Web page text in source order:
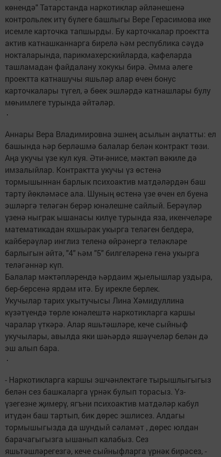
көнендә" Татарстанда наркотиклар әйләнешенә
контрольлек итү бүлеге башлыгы Вере Герасимова ике
исемле карточка тапшырды. Бу карточкалар проектта
актив катнашканнарга бирелә һәм республика сәүдә
нокталарында, парикмахерскийларда, кафеларда
ташламадан файдалану хокукы бирә. Әмма әлеге
проектта катнашучы яшьләр алар өчен бонус
карточкалары түгел, ә бөек эшләрдә катнашлары булу
мөһимлеге турында әйтәләр.
Аннары Вера Владимировна эшнең асылын аңлатты: ел
башында һәр берләшмә балалар белән контракт төзи.
Аңа укучы үзе кул куя. Әти-әнисе, мәктәп вәкиле дә
имзалыйлар. Контрактта укучы үз өстенә
тормышыннан барлык психоактив матдәләрдән баш
тарту йөкләмәсе ала. Шуның өстенә үзе өчен ел буена
эшләргә теләгән берәр юнәлешне сайлый. Берәүләр
үзенә ныграк ышанасы килүе турында яза, икенчеләре
математикадан яхшырак укырга теләген белдерә,
кайберәүләр инглиз теленә өйрәнергә теләкләре
барлыгын әйтә, "4" һәм "5" билгеләренә генә укырга
теләгәннәр күп.
Балалар мәктәпләрендә һәрдаим җыелышлар уздыра,
бер-берсенә ярдәм итә. Бу ирекле берлек.
Укучылар тарих укытучысы Лина Хәмидуллина
күзәтүендә төрле юнәлештә наркотикларга каршы
чаралар үткәрә. Алар яшьтәшләре, кече сыйныф
укучылары, авылда яки шәһәрдә яшәүчеләр белән дә
эш алып бара.
- Наркотикларга каршы эшчәнлектәге тырышлыгыгыз
белән сез башкаларга үрнәк булып торасыз. Үз-
үзегезне җимерү, ягъни психоактив матдәләр кабул
итүдән баш тартып, бик дөрес эшлисез. Алдагы
тормышыгызда да шундый сәламәт , дөрес юлдан
барачагыгызга ышанып калабыз. Сез
яшьтәшләрегезгә, кече сыйныфларга үрнәк бирәсез, -